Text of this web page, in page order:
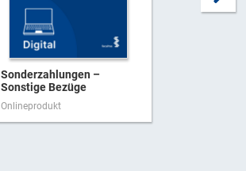
Sonderzahlungen –
Sonstige Bezüge
Onlineprodukt